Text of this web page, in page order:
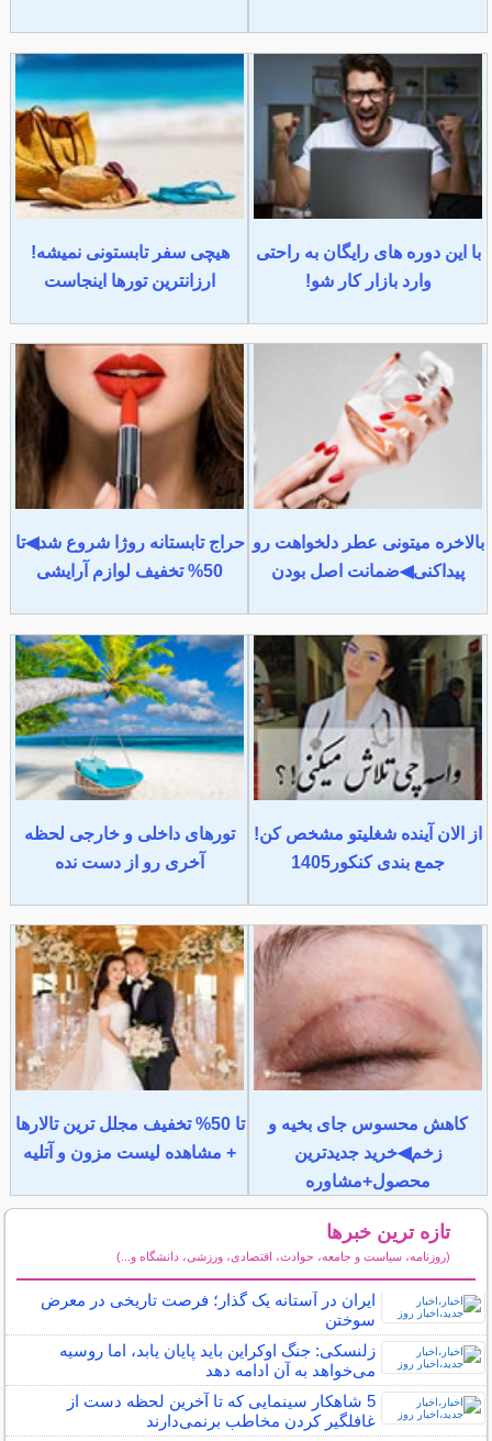
با این دوره های رایگان به راحتی
وارد بازار کار شو!
هیچی سفر تابستونی نمیشه!
ارزانترین تورها اینجاست
بالاخره میتونی عطر دلخواهت رو
پیداکنی◀ضمانت اصل بودن
حراج تابستانه روژا شروع شد◀تا
50% تخفیف لوازم آرایشی
از الان آینده شغلیتو مشخص کن!
جمع بندی کنکور1405
تورهای داخلی و خارجی لحظه
آخری رو از دست نده
کاهش محسوس جای بخیه و
زخم◀خرید جدیدترین
محصول+مشاوره
تا 50% تخفیف مجلل ترین تالارها
+ مشاهده لیست مزون و آتلیه
تازه ترین خبرها
(روزنامه، سیاست و جامعه، حوادث، اقتصادی، ورزشی، دانشگاه و...)
ایران در آستانه یک گذار؛ فرصت تاریخی در معرض
سوختن
زلنسکی: جنگ اوکراین باید پایان یابد، اما روسیه
می‌خواهد به آن ادامه دهد
5 شاهکار سینمایی که تا آخرین لحظه دست از
غافلگیر کردن مخاطب برنمی‌دارند